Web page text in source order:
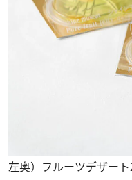
左奥）フルーツデザー